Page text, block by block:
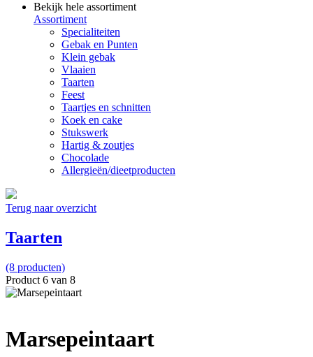
Bekijk hele assortiment
Assortiment
Specialiteiten
Gebak en Punten
Klein gebak
Vlaaien
Taarten
Feest
Taartjes en schnitten
Koek en cake
Stukswerk
Hartig & zoutjes
Chocolade
Allergieën/dieetproducten
Terug naar overzicht
Taarten
(8 producten)
Product 6 van 8
Marsepeintaart